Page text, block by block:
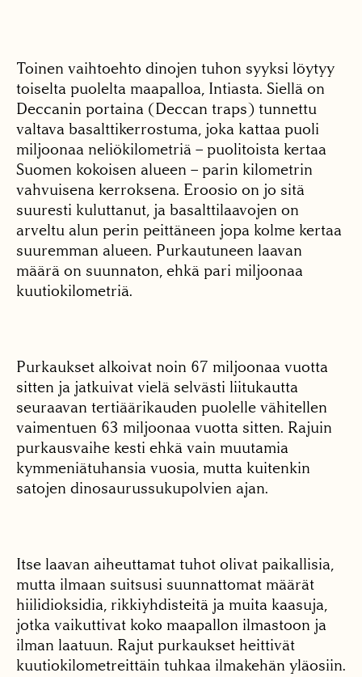
Toinen vaihtoehto dinojen tuhon syyksi löytyy
toiselta puolelta maapalloa, Intiasta. Siellä on
Deccanin portaina (Deccan traps) tunnettu
valtava basalttikerrostuma, joka kattaa puoli
miljoonaa neliökilometriä – puolitoista kertaa
Suomen kokoisen alueen – parin kilometrin
vahvuisena kerroksena. Eroosio on jo sitä
suuresti kuluttanut, ja basalttilaavojen on
arveltu alun perin peittäneen jopa kolme kertaa
suuremman alueen. Purkautuneen laavan
määrä on suunnaton, ehkä pari miljoonaa
kuutiokilometriä.
Purkaukset alkoivat noin 67 miljoonaa vuotta
sitten ja jatkuivat vielä selvästi liitukautta
seuraavan tertiäärikauden puolelle vähitellen
vaimentuen 63 miljoonaa vuotta sitten. Rajuin
purkausvaihe kesti ehkä vain muutamia
kymmeniätuhansia vuosia, mutta kuitenkin
satojen dinosaurussukupolvien ajan.
Itse laavan aiheuttamat tuhot olivat paikallisia,
mutta ilmaan suitsusi suunnattomat määrät
hiilidioksidia, rikkiyhdisteitä ja muita kaasuja,
jotka vaikuttivat koko maapallon ilmastoon ja
ilman laatuun. Rajut purkaukset heittivät
kuutiokilometreittäin tuhkaa ilmakehän yläosiin.